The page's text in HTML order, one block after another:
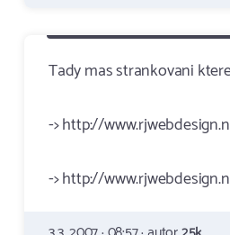
Tady mas strankovani
-> http://
-> http://